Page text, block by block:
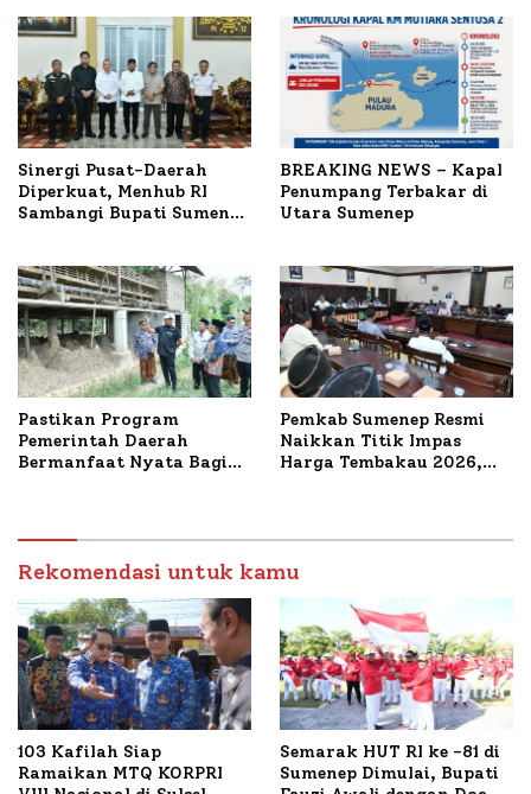
Sinergi Pusat-Daerah
Diperkuat, Menhub RI
Sambangi Bupati Sumenep
BREAKING NEWS – Kapal
Penumpang Terbakar di
Utara Sumenep
Pastikan Program
Pemerintah Daerah
Bermanfaat Nyata Bagi
Petelur di Desa Bataal
Timur
Pemkab Sumenep Resmi
Naikkan Titik Impas
Harga Tembakau 2026,
Rekomendasi untuk kamu
103 Kafilah Siap
Ramaikan MTQ KORPRI
Semarak HUT RI ke -81 di
Sumenep Dimulai, Bupati